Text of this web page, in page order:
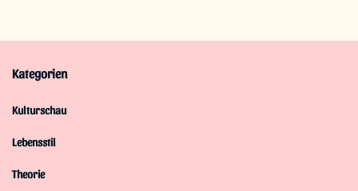
Kategorien
Kulturschau
Lebensstil
Theorie